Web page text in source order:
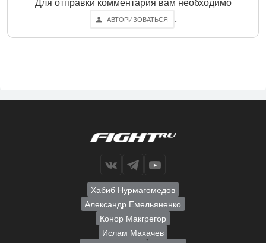
АВТОРИЗОВАТЬСЯ .
Хабиб Нурмагомедов
Александр Емельяненко
Конор Макгрегор
Ислам Махачев